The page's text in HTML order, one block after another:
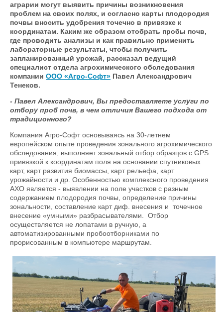
аграрии могут выявить причины возникновения
проблем на своих полях, и согласно карты плодородия
почвы вносить удобрения точечно в привязке к
координатам. Каким же образом отобрать пробы почв,
где проводить анализы и как правильно применить
лабораторные результаты, чтобы получить
запланированный урожай, рассказал ведущий
специалист отдела агрохимического обследования
компании ООО «Агро-Софт» Павел Александрович
Тенеков.
- Павел Александрович, Вы предоставляете услуги по
отбору проб почв, в чем отличия Вашего подхода от
традиционного?
Компания Агро-Софт основываясь на 30-летнем
европейском опыте проведения зонального агрохимического
обследования, выполняет зональный отбор образцов с GPS
привязкой к координатам поля на основании спутниковых
карт, карт развития биомассы, карт рельефа, карт
урожайности и др. Особенностью комплексного проведения
АХО является - выявлении на поле участков с разным
содержанием плодородия почвы, определение причины
зональности, составление карт диф. внесения и точечное
внесение «умными» разбрасывателями. Отбор
осуществляется не лопатами в ручную, а
автоматизированными пробоотборниками по
прорисованным в компьютере маршрутам.